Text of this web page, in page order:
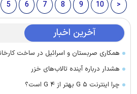
5 6 7 8 9 10 >
آخرین اخبار
همکاری صربستان و اسرائیل در ساخت
هشدار درباره آینده تالاب‌های خزر
چرا اینترنت ۵ G بهتر از ۴ G است؟